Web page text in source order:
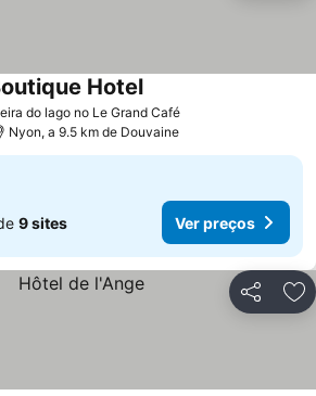
do lago no Le Grand Café
Hotel
Nyon, a 9.5 km de Douvaine
9 sites Ver preços
Partilhar